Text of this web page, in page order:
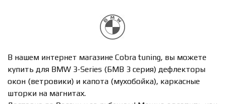
В нашем интернет магазине Cobra tuning, вы можете
купить для BMW 3-Series (БМВ 3 серия) дефлекторы
окон (ветровики) и капота (мухобойка), каркасные
шторки на магнитах.